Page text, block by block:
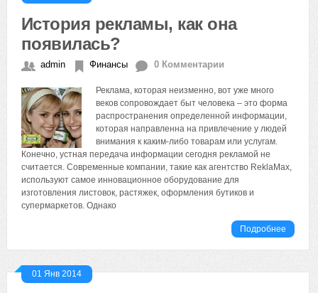
История рекламы, как она
появилась?
admin Финансы 0 Комментарии
Реклама, которая неизменно, вот уже много
веков сопровождает быт человека – это форма
распространения определенной информации,
которая направленна на привлечение у людей
внимания к каким-либо товарам или услугам.
Конечно, устная передача информации сегодня рекламой не
считается. Современные компании, такие как агентство ReklaMax,
используют самое инновационное оборудование для
изготовления листовок, растяжек, оформления бутиков и
супермаркетов. Однако
Подробнее
01 Янв 2014